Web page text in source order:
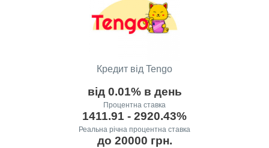
Кредит від Tengo
від 0.01% в день
Процентна ставка
1411.91 - 2920.43%
Реальна річна процентна ставка
до 20000 грн.